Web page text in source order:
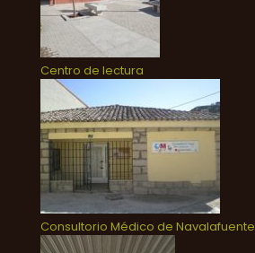
Centro de lectura
Consultorio Médico de Navalafuente